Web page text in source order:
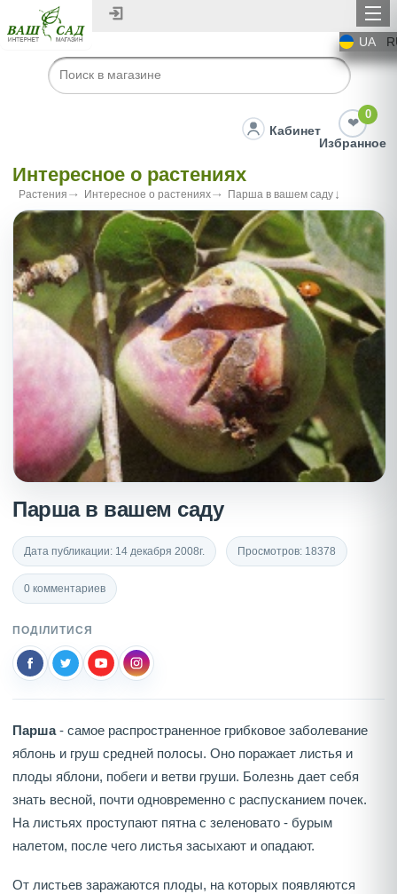
UA
Кабинет
0
Избранное
Интересное о растениях
Растения Интересное о растениях Парша в вашем саду
Парша в вашем саду
Дата публикации: 14 декабря 2008г. Просмотров: 18378
0 комментариев
ПОДІЛИТИСЯ
Парша- самое распространенное грибковое заболевание
яблонь и груш средней полосы. Оно поражает листья и
плоды яблони, побеги и ветви груши. Болезнь дает себя
знать весной, почти одновременно с распусканием почек.
На листьях проступают пятна с зеленовато - бурым
налетом, после чего листья засыхают и опадают.
От листьев заражаются плоды, на которых появляются